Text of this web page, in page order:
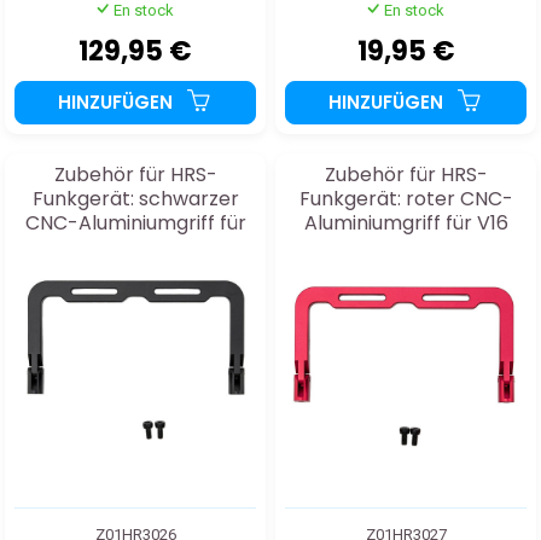
En stock
129,95 €
HINZUFÜGEN
En stock
19,95 €
HINZUFÜGEN
Zubehör für HRS-
Funkgerät: schwarzer
CNC-Aluminiumgriff für
Z01HR3026
Zubehör für HRS-
Funkgerät: roter CNC-
Aluminiumgriff für V16
Z01HR3027